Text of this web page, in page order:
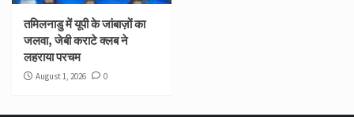
तमिलनाडु में यूपी के जांबाज़ों का
जलवा, जेबी कराटे क्लब ने
लहराया परचम
August 1, 2026 0